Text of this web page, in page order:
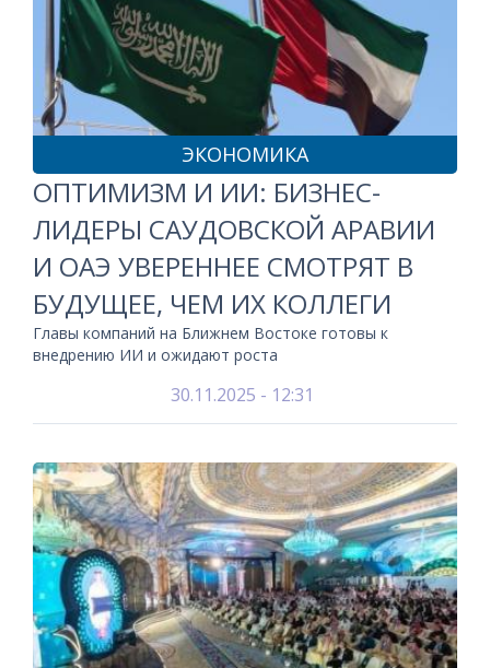
ЭКОНОМИКА
ОПТИМИЗМ И ИИ: БИЗНЕС-
ЛИДЕРЫ САУДОВСКОЙ АРАВИИ
И ОАЭ УВЕРЕННЕЕ СМОТРЯТ В
БУДУЩЕЕ, ЧЕМ ИХ КОЛЛЕГИ
Главы компаний на Ближнем Востоке готовы к
внедрению ИИ и ожидают роста
30.11.2025 - 12:31